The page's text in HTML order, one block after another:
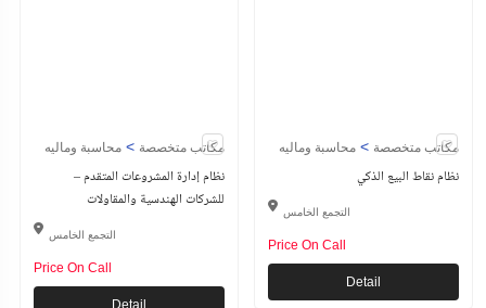
مكاتب متخصصة > محاسبة وماليه
نظام إدارة المشروعات المتقدم –
للشركات الهندسية والمقاولات
التجمع الخامس
Price On Call
مكاتب متخصصة > محاسبة وماليه
نظام نقاط البيع الذكي
التجمع الخامس
Price On Call
Detail